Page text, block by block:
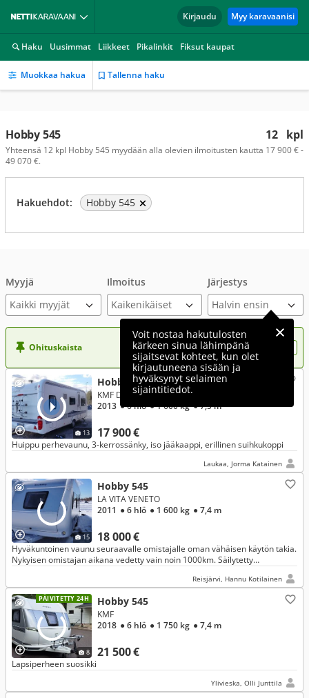
Kirjaudu Myy karavaanisi
Haku Uusimmat Liikkeet Pikalinkit Fiksut kaupat
Muokkaa hakua Tallenna haku
12 kpl
Hobby 545
Yhteensä 12 kpl Hobby 545 myydään alla olevien ilmoitusten kautta 17 900 € -
49 070 €.
Hakuehdot: Hobby 545
Myyjä
Kaikki myyjät
Ilmoitus Järjestys
Voit nostaa hakutulosten
kärkeen sinua lähimpänä
sijaitsevat kohteet, kun olet
kirjautuneena sisään ja
hyväksynyt selaimen
sijaintitiedot.
Ohituskaista Nosta ilmoituksesi tähän?
13
Hobby 545
17 900 €
KMF De Luxe
2013 ● 6 hlö● 1 600 kg● 7,5 m
Huippu perhevaunu, 3-kerrossänky, iso jääkaappi, erillinen suihkukoppi
Laukaa, Jorma Katainen
15
Hobby 545
18 000 €
LA VITA VENETO
2011 ● 6 hlö ● 1 600 kg ● 7,4 m
Hyväkuntoinen vaunu seuraavalle omistajalle oman vähäisen käytön takia.
Nykyisen omistajan aikana vedetty vain noin 1000km. Säilytetty
Reisjärvi, Hannu Kotilainen
PÄIVITETTY 24H
8
Hobby 545
21 500 €
KMF
2018 ● 6 hlö ● 1 750 kg ● 7,4 m
Lapsiperheen suosikki
Ylivieska, Olli Junttila